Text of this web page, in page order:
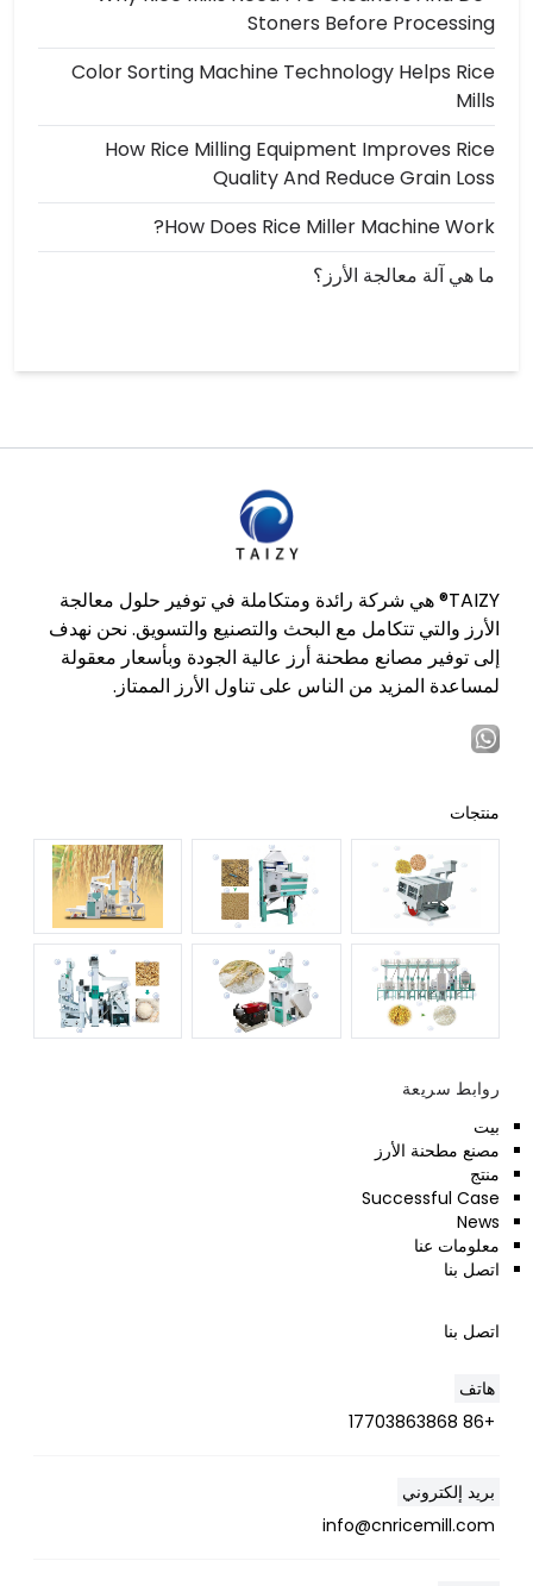
Stoners Before Processing
Color Sorting Machine Technology Helps Rice
Mills
How Rice Milling Equipment Improves Rice
Quality And Reduce Grain Loss
How Does Rice Miller Machine Work?
ما هي آلة معالجة الأرز؟
TAIZY® هي شركة رائدة ومتكاملة في توفير حلول معالجة
الأرز والتي تتكامل مع البحث والتصنيع والتسويق. نحن نهدف
إلى توفير مصانع مطحنة أرز عالية الجودة وبأسعار معقولة
لمساعدة المزيد من الناس على تناول الأرز الممتاز.
منتجات
روابط سريعة
بيت
مصنع مطحنة الأرز
منتج
Successful Case
News
معلومات عنا
اتصل بنا
اتصل بنا
هاتف
+86 17703863868
بريد إلكتروني
info@cnricemill.com
Whatsapp